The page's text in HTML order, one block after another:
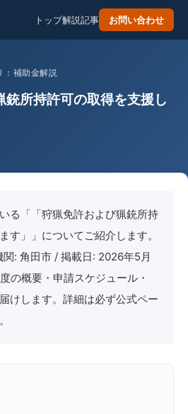
トップ解説記事 お問い合わせ
補助金解説
銃所持許可の取得を支援し
る「「狩猟免許および猟銃所持
す」」についてご紹介します。
: 角田市 / 掲載日: 2026年5月
の概要・申請スケジュール・
けします。詳細は必ず公式ペー